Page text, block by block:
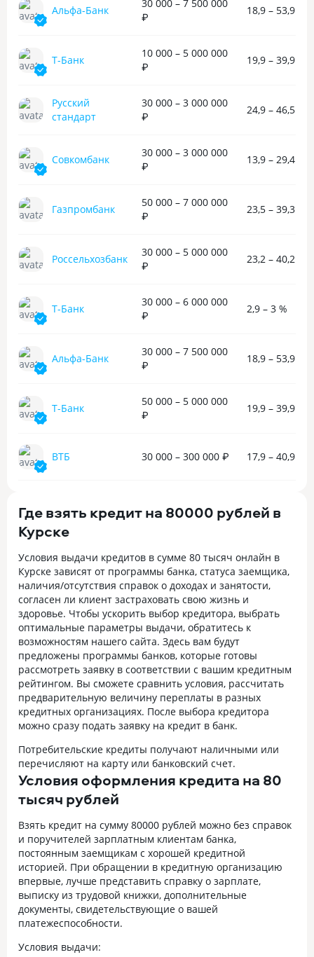
нужную вещь, а потом платишь банку
с небольшой наценкой по процентам.
в моменте — идеальное решение.
Ноут взяла даже покруче и подороже,
работать в графических программах,
а они жрут оперативку и им нужна
Альфа-Банк
30 000 – 7 500 000
₽
18,9 – 53,9 %
Т-Банк
10 000 – 5 000 000
₽
19,9 – 39,9 %
Русский
стандарт
30 000 – 3 000 000
₽
24,9 – 46,5 %
Совкомбанк
30 000 – 3 000 000
₽
13,9 – 29,4 %
Газпромбанк
50 000 – 7 000 000
₽
23,5 – 39,3 %
Россельхозбанк
30 000 – 5 000 000
₽
23,2 – 40,2 %
Т-Банк
30 000 – 6 000 000
₽
2,9 – 3 %
Альфа-Банк
30 000 – 7 500 000
₽
18,9 – 53,9 %
Т-Банк
50 000 – 5 000 000
₽
19,9 – 39,9 %
ВТБ 30 000 – 300 000 ₽ 17,9 – 40,9 %
Где взять кредит на 80000 рублей в
Курске
Условия выдачи кредитов в сумме 80 тысяч онлайн в
Курске зависят от программы банка, статуса заемщика,
наличия/отсутствия справок о доходах и занятости,
согласен ли клиент застраховать свою жизнь и
здоровье. Чтобы ускорить выбор кредитора, выбрать
оптимальные параметры выдачи, обратитесь к
возможностям нашего сайта. Здесь вам будут
предложены программы банков, которые готовы
рассмотреть заявку в соответствии с вашим кредитным
рейтингом. Вы сможете сравнить условия, рассчитать
предварительную величину переплаты в разных
кредитных организациях. После выбора кредитора
можно сразу подать заявку на кредит в банк.
Потребительские кредиты получают наличными или
перечисляют на карту или банковский счет.
Условия оформления кредита на 80
тысяч рублей
Взять кредит на сумму 80000 рублей можно без справок
и поручителей зарплатным клиентам банка,
постоянным заемщикам с хорошей кредитной
историей. При обращении в кредитную организацию
впервые, лучше представить справку о зарплате,
выписку из трудовой книжки, дополнительные
документы, свидетельствующие о вашей
платежеспособности.
Условия выдачи: